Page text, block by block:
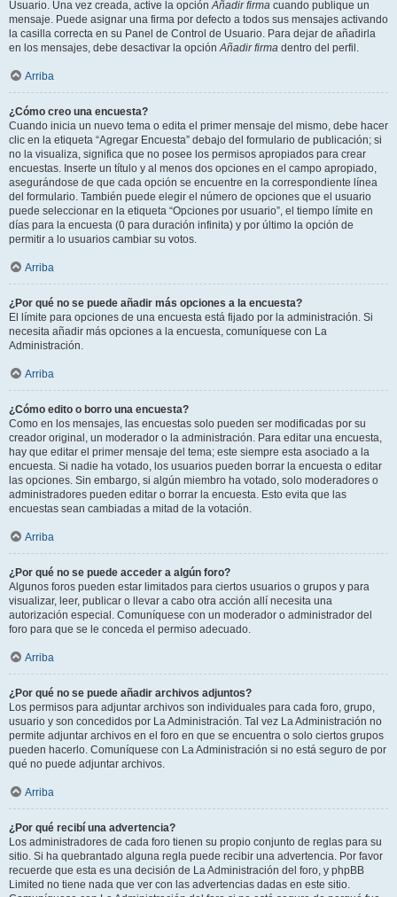
Usuario. Una vez creada, active la opciónAñadir firma cuando publique un
mensaje. Puede asignar una firma por defecto a todos sus mensajes activando
la casilla correcta en su Panel de Control de Usuario. Para dejar de añadirla
en los mensajes, debe desactivar la opciónAñadir firma dentro del perfil.
Arriba
¿Cómo creo una encuesta?
Cuando inicia un nuevo tema o edita el primer mensaje del mismo, debe hacer
clic en la etiqueta “Agregar Encuesta” debajo del formulario de publicación; si
no la visualiza, significa que no posee los permisos apropiados para crear
encuestas. Inserte un título y al menos dos opciones en el campo apropiado,
asegurándose de que cada opción se encuentre en la correspondiente línea
del formulario. También puede elegir el número de opciones que el usuario
puede seleccionar en la etiqueta “Opciones por usuario”, el tiempo límite en
días para la encuesta (0 para duración infinita) y por último la opción de
permitir a lo usuarios cambiar su votos.
Arriba
¿Por qué no se puede añadir más opciones a la encuesta?
El límite para opciones de una encuesta está fijado por la administración. Si
necesita añadir más opciones a la encuesta, comuníquese con La
Administración.
Arriba
¿Cómo edito o borro una encuesta?
Como en los mensajes, las encuestas solo pueden ser modificadas por su
creador original, un moderador o la administración. Para editar una encuesta,
hay que editar el primer mensaje del tema; este siempre esta asociado a la
encuesta. Si nadie ha votado, los usuarios pueden borrar la encuesta o editar
las opciones. Sin embargo, si algún miembro ha votado, solo moderadores o
administradores pueden editar o borrar la encuesta. Esto evita que las
encuestas sean cambiadas a mitad de la votación.
Arriba
¿Por qué no se puede acceder a algún foro?
Algunos foros pueden estar limitados para ciertos usuarios o grupos y para
visualizar, leer, publicar o llevar a cabo otra acción allí necesita una
autorización especial. Comuníquese con un moderador o administrador del
foro para que se le conceda el permiso adecuado.
Arriba
¿Por qué no se puede añadir archivos adjuntos?
Los permisos para adjuntar archivos son individuales para cada foro, grupo,
usuario y son concedidos por La Administración. Tal vez La Administración no
permite adjuntar archivos en el foro en que se encuentra o solo ciertos grupos
pueden hacerlo. Comuníquese con La Administración si no está seguro de por
qué no puede adjuntar archivos.
Arriba
¿Por qué recibí una advertencia?
Los administradores de cada foro tienen su propio conjunto de reglas para su
sitio. Si ha quebrantado alguna regla puede recibir una advertencia. Por favor
recuerde que esta es una decisión de La Administración del foro, y phpBB
Limited no tiene nada que ver con las advertencias dadas en este sitio.